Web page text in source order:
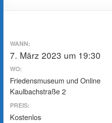
WANN:
7. März 2023 um 19:30
WO:
Friedensmuseum und Online
Kaulbachstraße 2
PREIS:
Kostenlos